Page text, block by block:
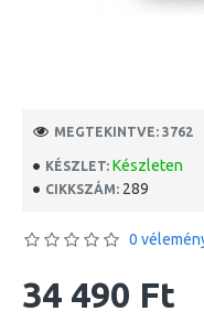
KÉSZLET: Készleten
CIKKSZÁM: 289
MEGTEKINTVE: 3762
0
34 490 Ft